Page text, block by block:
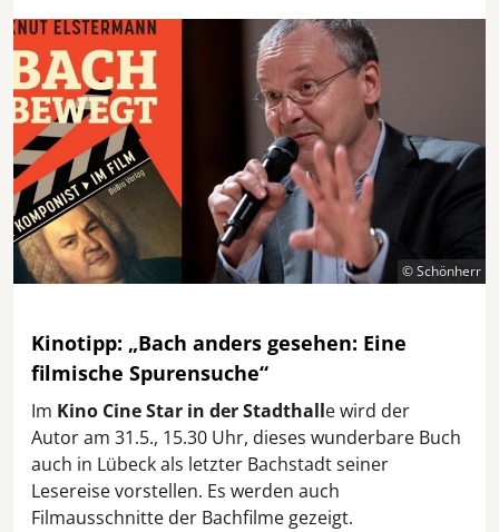
© Schönherr
Kinotipp: „Bach anders gesehen: Eine
filmische Spurensuche“
Im Kino Cine Star in der Stadthalle wird der
Autor am 31.5., 15.30 Uhr, dieses wunderbare Buch
auch in Lübeck als letzter Bachstadt seiner
Lesereise vorstellen. Es werden auch
Filmausschnitte der Bachfilme gezeigt.